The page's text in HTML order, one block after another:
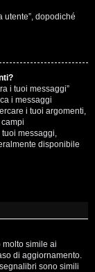
utente”, dopodiché
i tuoi messaggi”
i messaggi
i tuoi argomenti,
messaggi,
disponibile
molto simile ai
di aggiornamento.
sono simili